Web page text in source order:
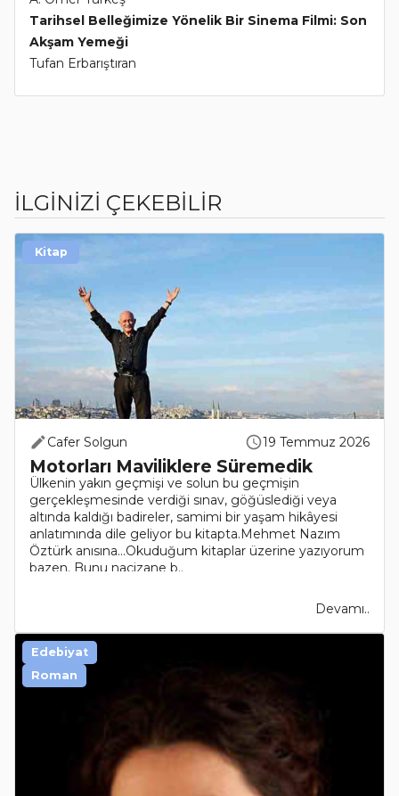
Tarihsel Belleğimize Yönelik Bir Sinema Filmi: Son
Akşam Yemeği
Tufan Erbarıştıran
İLGİNİZİ ÇEKEBİLİR
Cafer Solgun 19 Temmuz 2026
Motorları Maviliklere Süremedik
Ülkenin yakın geçmişi ve solun bu geçmişin
gerçekleşmesinde verdiği sınav, göğüslediği veya
altında kaldığı badireler, samimi bir yaşam hikâyesi
anlatımında dile geliyor bu kitapta.Mehmet Nazım
Öztürk anısına...Okuduğum kitaplar üzerine yazıyorum
bazen. Bunu naçizane b..
Devamı..
Kitap
Edebiyat
Roman